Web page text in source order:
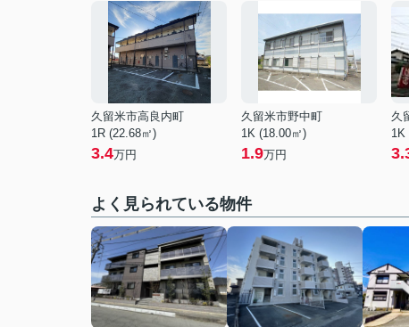
久留米市高良内町
1R (22.68㎡)
3.4万円
久留米市野中町
1K (18.00㎡)
1.9万円
久
1K
よく見られている物件